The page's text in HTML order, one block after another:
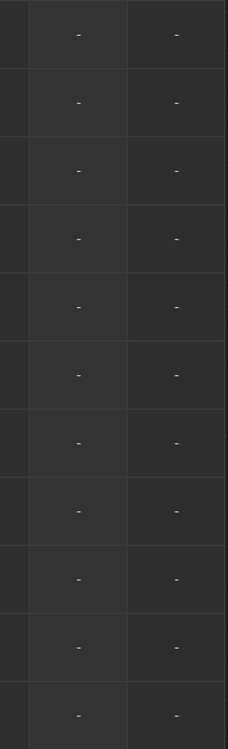
- -
- -
- -
- -
- -
- -
- -
- -
- -
- -
- -